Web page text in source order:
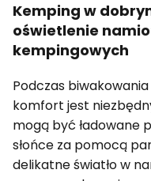
Kemping w
oświetlenie
kempingowych
Podczas
komfort jest
mogą być ładowane
słońce za pomocą
delikatne światło w